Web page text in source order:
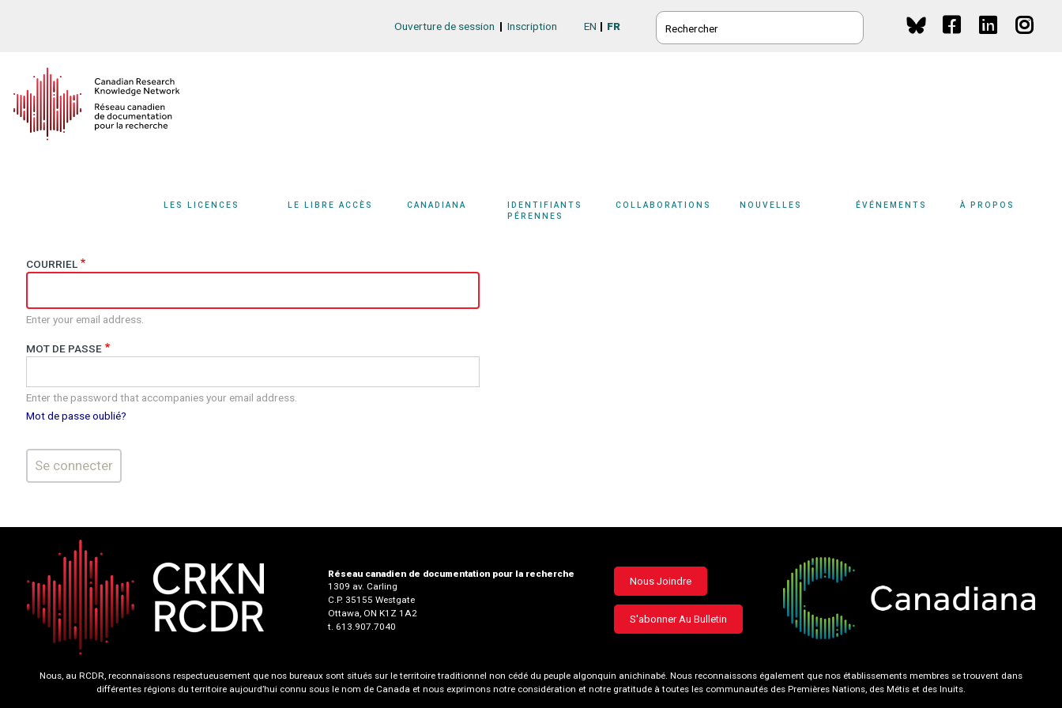
principal
RECHERCHER
EN FR
Ouverture de session Inscription
LES LICENCES LE LIBRE ACCÈS CANADIANA
IDENTIFIANTS
PÉRENNES
COLLABORATIONS NOUVELLES ÉVÉNEMENTS À PROPOS
COURRIEL
Enter your email address.
MOT DE PASSE
Enter the password that accompanies your email address.
Mot de passe oublié?
Réseau canadien de documentation pour la recherche
1309 av. Carling
C.P. 35155 Westgate
Ottawa, ON K1Z 1A2
t. 613.907.7040
Footer
menu
Nous Joindre
S'abonner Au Bulletin
Nous, au RCDR, reconnaissons respectueusement que nos bureaux sont situés sur le territoire traditionnel non cédé du peuple algonquin anichinabé. Nous reconnaissons également que nos établissements membres se trouvent dans
différentes régions du territoire aujourd’hui connu sous le nom de Canada et nous exprimons notre considération et notre gratitude à toutes les communautés des Premières Nations, des Métis et des Inuits.